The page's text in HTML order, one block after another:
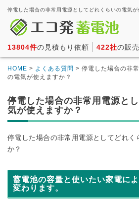
13804件の見積もり依頼 422社の販
HOME > よくある質問 > 停電した場合の非
の電気が使えますか？
停電した場合の非常用電源と
気が使えますか？
停電した場合の非常用電源としてどれく
か？
蓄電池の容量と使いたい家電に
変わります。